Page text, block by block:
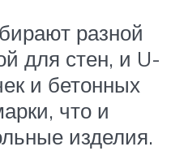
разной
для стен, и U-
и бетонных
что и
изделия.